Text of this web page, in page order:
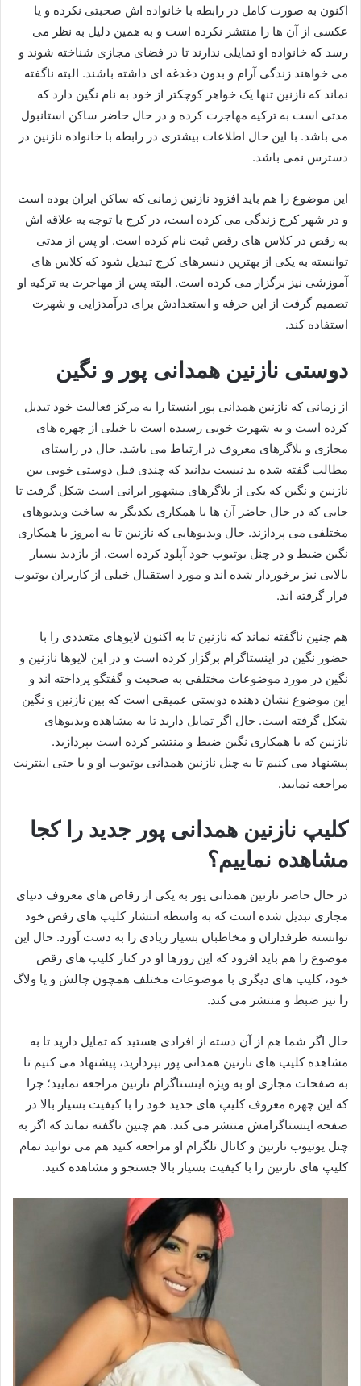
اکنون به صورت کامل در رابطه با خانواده اش صحبتی نکرده و یا
عکسی از آن ها را منتشر نکرده است و به همین دلیل به نظر می
رسد که خانواده او تمایلی ندارند تا در فضای مجازی شناخته شوند و
می خواهند زندگی آرام و بدون دغدغه ای داشته باشند. البته ناگفته
نماند که نازنین تنها یک خواهر کوچکتر از خود به نام نگین دارد که
مدتی است به ترکیه مهاجرت کرده و در حال حاضر ساکن استانبول
می باشد. با این حال اطلاعات بیشتری در رابطه با خانواده نازنین در
دسترس نمی باشد.
این موضوع را هم باید افزود نازنین زمانی که ساکن ایران بوده است
و در شهر کرج زندگی می‌ کرده است، در کرج با توجه به علاقه اش
به رقص در کلاس های رقص ثبت نام کرده است. او پس از مدتی
توانسته به یکی از بهترین دنسرهای کرج تبدیل شود که کلاس های
آموزشی نیز برگزار می‌ کرده است. البته پس از مهاجرت به ترکیه او
تصمیم گرفت از این حرفه و استعدادش برای درآمدزایی و شهرت
استفاده کند.
دوستی نازنین همدانی پور و نگین
از زمانی که نازنین همدانی پور اینستا را به مرکز فعالیت خود تبدیل
کرده است و به شهرت خوبی رسیده است با خیلی از چهره‌ های
مجازی و بلاگرهای معروف در ارتباط می باشد. حال در راستای
مطالب گفته شده بد نیست بدانید که چندی قبل دوستی خوبی بین
نازنین و نگین که یکی از بلاگرهای مشهور ایرانی است شکل گرفت تا
جایی که در حال حاضر آن ها با همکاری یکدیگر به ساخت ویدیوهای
مختلفی می‌ پردازند. حال ویدیوهایی که نازنین تا به امروز با همکاری
نگین ضبط و در چنل یوتیوب خود آپلود کرده است. از بازدید بسیار
بالایی نیز برخوردار شده اند و مورد استقبال خیلی از کاربران یوتیوب
قرار گرفته اند.
هم چنین ناگفته نماند که نازنین تا به اکنون لایوهای متعددی را با
حضور نگین در اینستاگرام برگزار کرده است و در این لایوها نازنین و
نگین در مورد موضوعات مختلفی به صحبت و گفتگو پرداخته اند و
این موضوع نشان دهنده دوستی عمیقی است که بین نازنین و نگین
شکل گرفته است. حال اگر تمایل دارید تا به مشاهده ویدیوهای
نازنین که با همکاری نگین ضبط و منتشر کرده است بپردازید.
پیشنهاد می‌ کنیم تا به چنل نازنین همدانی یوتیوب او و یا حتی اینترنت
مراجعه نمایید.
کلیپ نازنین همدانی پور جدید را کجا
مشاهده نماییم؟
در حال حاضر نازنین همدانی پور به یکی از رقاص های معروف دنیای
مجازی تبدیل شده است که به واسطه انتشار کلیپ های رقص خود
توانسته طرفداران و مخاطبان بسیار زیادی را به دست آورد. حال این
موضوع را هم باید افزود که این روزها او در کنار کلیپ های رقص
خود، کلیپ های دیگری با موضوعات مختلف همچون چالش و یا ولاگ
را نیز ضبط و منتشر می‌ کند.
حال اگر شما هم از آن دسته از افرادی هستید که تمایل دارید تا به
مشاهده کلیپ های نازنین همدانی پور بپردازید، پیشنهاد می کنیم تا
به صفحات مجازی او به ویژه اینستاگرام نازنین مراجعه نمایید؛ چرا
که این چهره معروف کلیپ های جدید خود را با کیفیت بسیار بالا در
صفحه اینستاگرامش منتشر می‌ کند. هم چنین ناگفته نماند که اگر به
چنل یوتیوب نازنین و کانال تلگرام او مراجعه کنید هم می‌ توانید تمام
کلیپ های نازنین را با کیفیت بسیار بالا جستجو و مشاهده کنید.